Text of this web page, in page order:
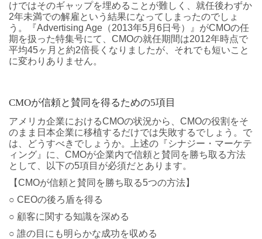
けではそのギャップを埋めることが難しく、就任後わずか
2年未満での解雇という結果になってしまったのでしょ
う。『Advertising Age（2013年5月6日号）』がCMOの任
期を扱った特集号にて、CMOの就任期間は2012年時点で
平均45ヶ月と約2倍長くなりましたが、それでも短いこと
に変わりありません。
CMOが信頼と賛同を得るための5項目
アメリカ企業におけるCMOの状況から、CMOの役割をそ
のまま日本企業に移植するだけでは失敗するでしょう。で
は、どうすべきでしょうか。上述の『シナジー・マーケテ
ィング』に、CMOが企業内で信頼と賛同を勝ち取る方法
として、以下の5項目が必須だとあります。
【CMOが信頼と賛同を勝ち取る5つの方法】
○ CEOの後ろ盾を得る
○ 顧客に関する知識を深める
○ 誰の目にも明らかな成功を収める